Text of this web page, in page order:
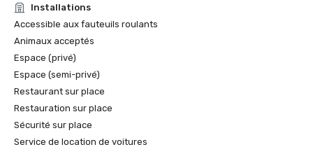
Installations
Accessible aux fauteuils roulants
Animaux acceptés
Espace (privé)
Espace (semi-privé)
Restaurant sur place
Restauration sur place
Sécurité sur place
Service de location de voitures